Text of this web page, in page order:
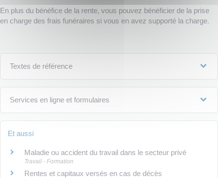
En plus du bénéfice de la rente, vous pouvez bénéficier de la prise
en charge des frais funéraires si vous en avez supporté la charge.
Textes de référence
Services en ligne et formulaires
Et aussi
Maladie ou accident du travail dans le secteur privé
Travail - Formation
Rentes et capitaux versés en cas de décès